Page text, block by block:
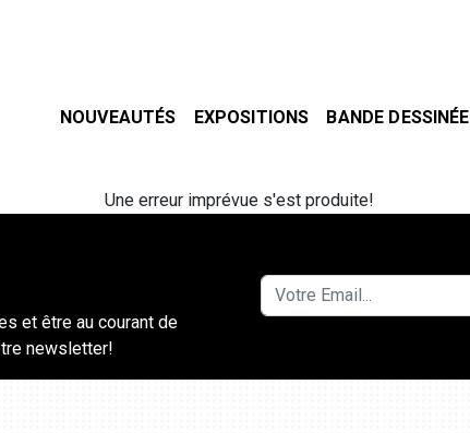
NOUVEAUTÉS EXPOSITIONS BANDE DESSINÉE
Une erreur imprévue s'est produite!
et être au courant de
newsletter!